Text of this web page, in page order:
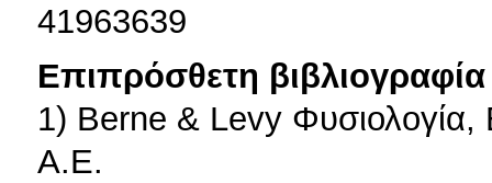
41963639
Επιπρόσθετη βιβλιογραφία
1) Berne & Levy Φυσιολογία,
Α.Ε.